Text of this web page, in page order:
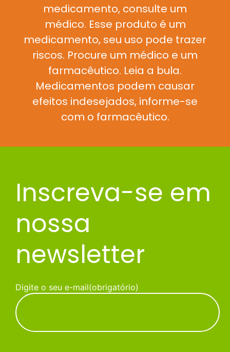
medicamento, consulte um
médico. Esse produto é um
medicamento, seu uso pode trazer
riscos. Procure um médico e um
farmacêutico. Leia a bula.
Medicamentos podem causar
efeitos indesejados, informe-se
com o farmacêutico.
Inscreva-se em
nossa
newsletter
Digite o seu e-mail(obrigatório)